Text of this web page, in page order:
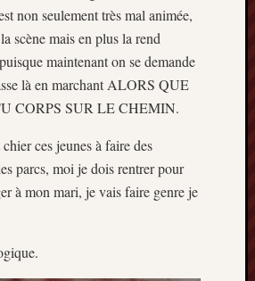
non seulement très mal animée,
scène mais en plus la rend
maintenant on se demande
là en marchant ALORS QUE
CORPS SUR LE CHEMIN.
ces jeunes à faire des
parcs, moi je dois rentrer pour
à mon mari, je vais faire genre je